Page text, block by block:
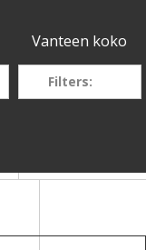
Vanteen koko
Filters: